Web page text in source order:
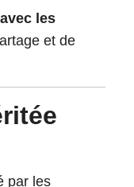
avec les
et de
par les